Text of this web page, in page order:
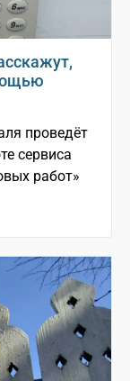
проведёт
сервиса
работ»